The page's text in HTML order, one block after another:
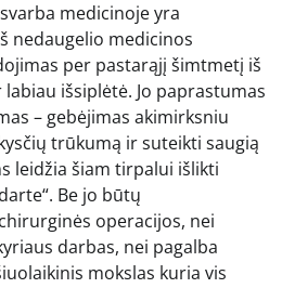
medicinoje yra
nedaugelio medicinos
per pastarąjį šimtmetį iš
išsiplėtė. Jo paprastumas
– gebėjimas akimirksniu
trūkumą ir suteikti saugią
leidžia šiam tirpalui išlikti
Be jo būtų
operacijos, nei
darbas, nei pagalba
mokslas kuria vis